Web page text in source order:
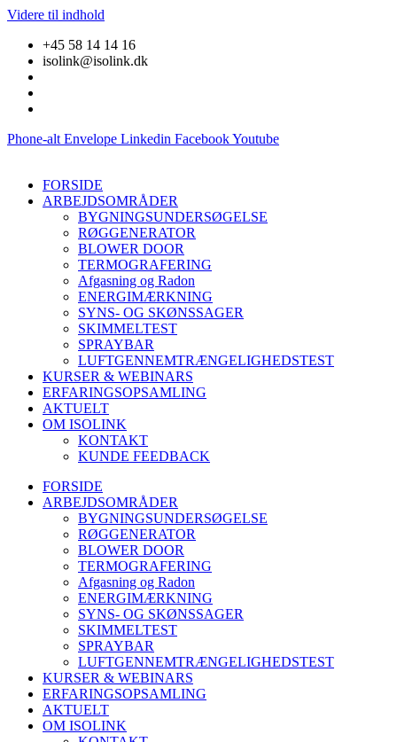
Videre til indhold
+45 58 14 14 16
isolink@isolink.dk
Phone-alt Envelope Linkedin FacebookYoutube
FORSIDE
ARBEJDSOMRÅDER
BYGNINGSUNDERSØGELSE
RØGGENERATOR
BLOWER DOOR
TERMOGRAFERING
Afgasning og Radon
ENERGIMÆRKNING
SYNS- OG SKØNSSAGER
SKIMMELTEST
SPRAYBAR
LUFTGENNEMTRÆNGELIGHEDSTEST
KURSER & WEBINARS
ERFARINGSOPSAMLING
AKTUELT
OM ISOLINK
KONTAKT
KUNDE FEEDBACK
FORSIDE
ARBEJDSOMRÅDER
BYGNINGSUNDERSØGELSE
RØGGENERATOR
BLOWER DOOR
TERMOGRAFERING
Afgasning og Radon
ENERGIMÆRKNING
SYNS- OG SKØNSSAGER
SKIMMELTEST
SPRAYBAR
LUFTGENNEMTRÆNGELIGHEDSTEST
KURSER & WEBINARS
ERFARINGSOPSAMLING
AKTUELT
OM ISOLINK